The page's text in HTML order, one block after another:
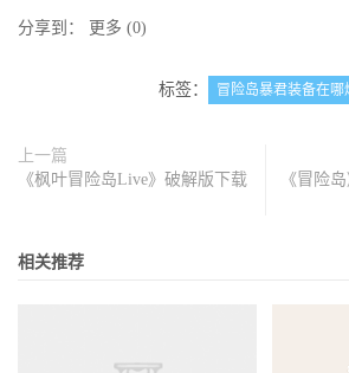
分享到： 更多 (0)
标签： 冒险岛暴君装备在哪
上一篇
《枫叶冒险岛Live》破解版下载
《冒险
相关推荐